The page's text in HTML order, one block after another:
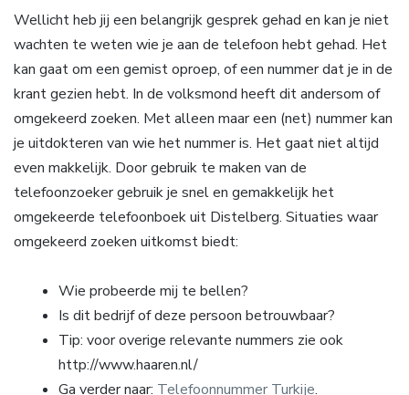
Wellicht heb jij een belangrijk gesprek gehad en kan je niet
wachten te weten wie je aan de telefoon hebt gehad. Het
kan gaat om een gemist oproep, of een nummer dat je in de
krant gezien hebt. In de volksmond heeft dit andersom of
omgekeerd zoeken. Met alleen maar een (net) nummer kan
je uitdokteren van wie het nummer is. Het gaat niet altijd
even makkelijk. Door gebruik te maken van de
telefoonzoeker gebruik je snel en gemakkelijk het
omgekeerde telefoonboek uit Distelberg. Situaties waar
omgekeerd zoeken uitkomst biedt:
Wie probeerde mij te bellen?
Is dit bedrijf of deze persoon betrouwbaar?
Tip: voor overige relevante nummers zie ook
http://www.haaren.nl/
Ga verder naar: Telefoonnummer Turkije.